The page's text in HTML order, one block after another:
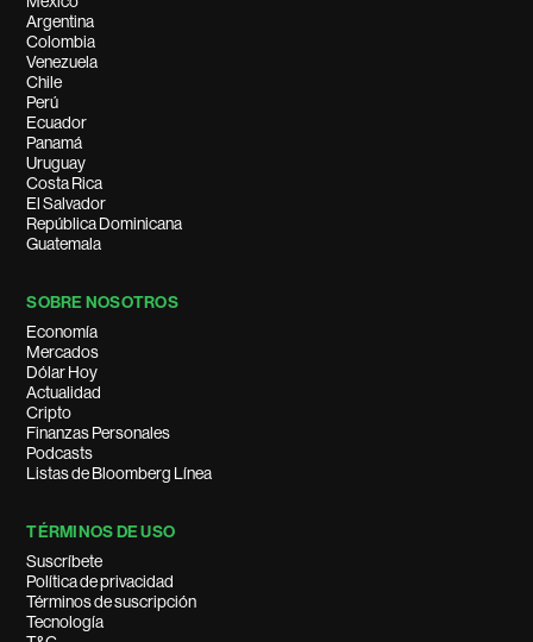
Argentina
Colombia
Venezuela
Chile
Perú
Ecuador
Panamá
Uruguay
Costa Rica
El Salvador
República Dominicana
Guatemala
SOBRE NOSOTROS
Economía
Mercados
Dólar Hoy
Actualidad
Cripto
Finanzas Personales
Podcasts
Listas de Bloomberg Línea
TÉRMINOS DE USO
Suscríbete
Política de privacidad
Términos de suscripción
Tecnología